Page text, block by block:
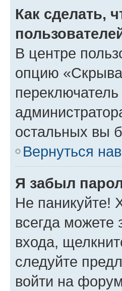
Как сделать,
В центре
опцию
остальных вы
Вернуться
Я забыл
Не паникуйте!
всегда можете
входа,
следуйте
войти на